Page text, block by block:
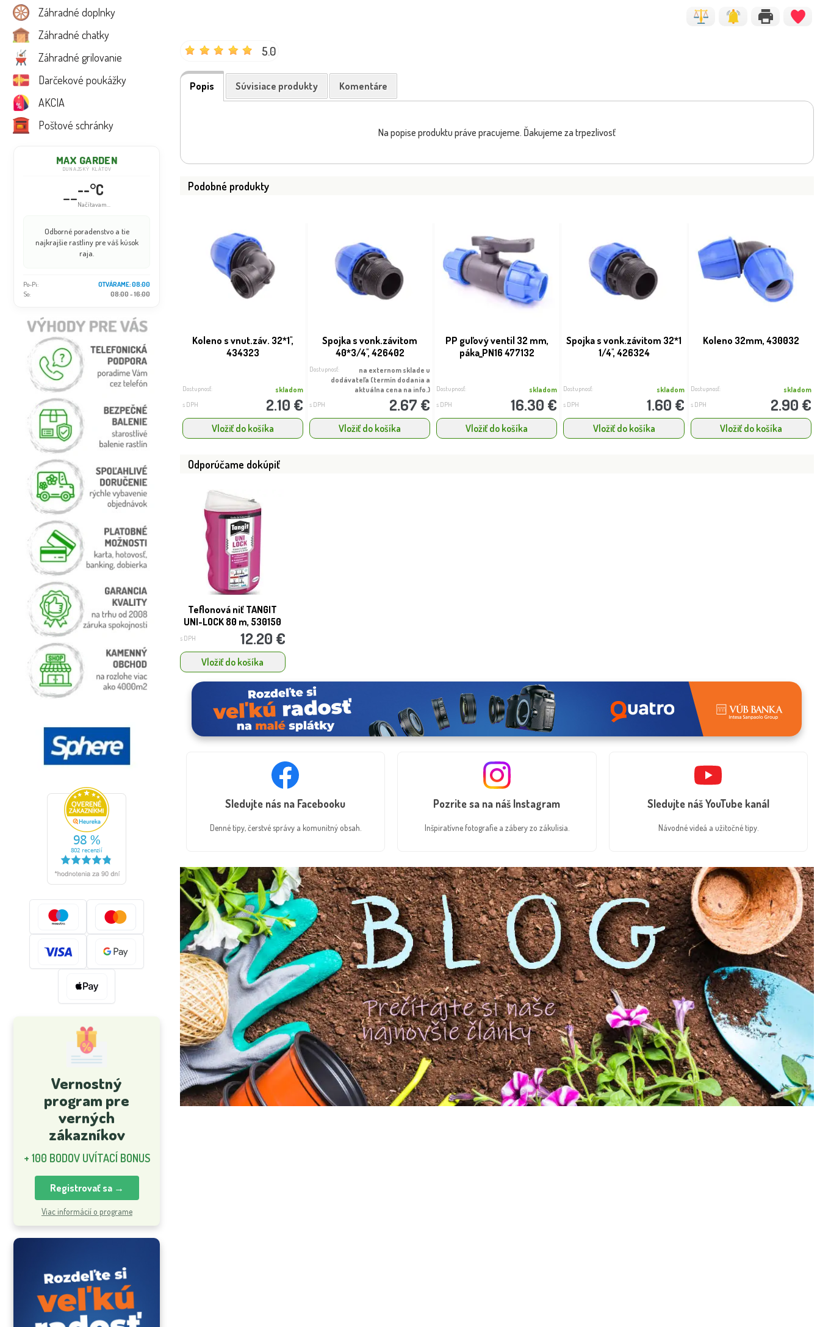
Záhradné doplnky
Záhradné chatky
Záhradné grilovanie
Darčekové poukážky
AKCIA
Poštové schránky
MAX GARDEN
DUNAJSKÝ KLÁTOV
----°C
Načítavam...
Odborné poradenstvo a tie
najkrajšie rastliny pre váš kúsok
raja.
Po-Pi:
OTVÁRAME: 08:00
So:
08:00 - 16:00
Vernostný
program pre
verných
zákazníkov
+ 100 BODOV UVÍTACÍ BONUS
Registrovať sa →
Viac informácií o programe
5.0
Popis Súvisiace produkty Komentáre
Na popise produktu práve pracujeme. Ďakujeme za trpezlivosť
Podobné produkty
Koleno s vnut.záv. 32*1'',
434323
Dostupnosť: skladom
s DPH 2.10 €
Vložiť do košíka
Spojka s vonk.závitom
40*3/4'', 426402
Dostupnosť:
na externom sklade u
dodávateľa (termín dodania a
aktuálna cena na info.)
s DPH 2.67 €
Vložiť do košíka
PP guľový ventil 32 mm,
páka_PN16 477132
Dostupnosť: skladom
s DPH 16.30 €
Vložiť do košíka
Spojka s vonk.závitom 32*1
1/4'', 426324
Dostupnosť: skladom
s DPH 1.60 €
Vložiť do košíka
Koleno 32mm, 430032
Dostupnosť: skladom
s DPH 2.90 €
Vložiť do košíka
Odporúčame dokúpiť
Teflonová niť TANGIT
UNI-LOCK 80 m, 530150
s DPH 12.20 €
Vložiť do košíka
Sledujte nás na Facebooku
Denné tipy, čerstvé správy a komunitný obsah.
Pozrite sa na náš Instagram
Inšpiratívne fotografie a zábery zo zákulisia.
Sledujte náš YouTube kanál
Návodné videá a užitočné tipy.